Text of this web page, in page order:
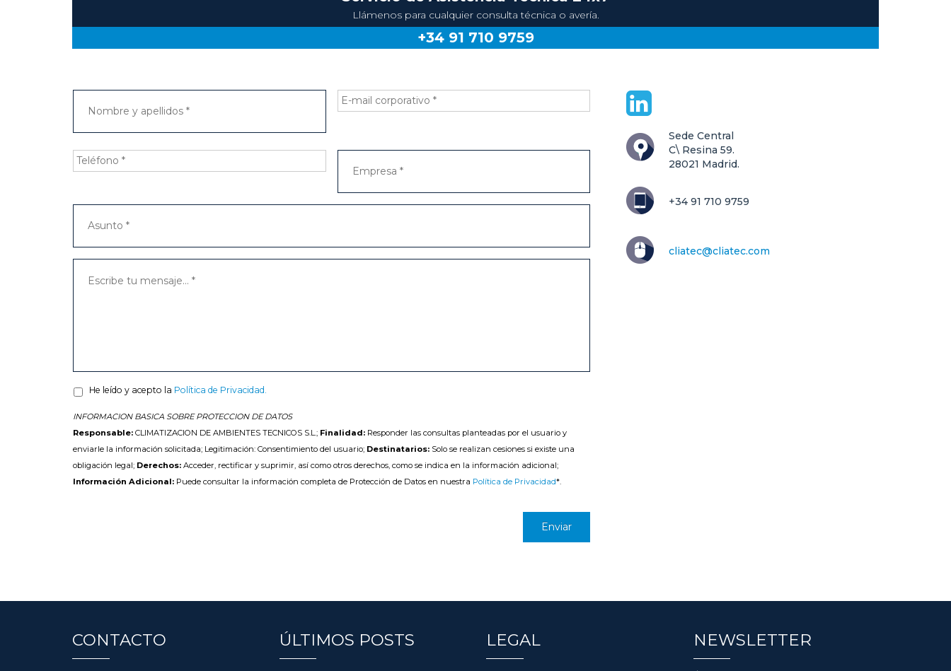
Llámenos para cualquier consulta técnica o avería.
+34 91 710 9759
He leído y acepto la Política de Privacidad.
INFORMACION BASICA SOBRE PROTECCION DE DATOS
Responsable: CLIMATIZACION DE AMBIENTES TECNICOS S.L.; Finalidad: Responder las consultas planteadas por el usuario y
enviarle la información solicitada; Legitimación: Consentimiento del usuario; Destinatarios: Solo se realizan cesiones si existe una
obligación legal; Derechos: Acceder, rectificar y suprimir, así como otros derechos, como se indica en la información adicional;
Información Adicional: Puede consultar la información completa de Protección de Datos en nuestra Política de Privacidad*.
Sede Central
C\ Resina 59.
28021 Madrid.
+34 91 710 9759
cliatec@cliatec.com
CONTACTO ÚLTIMOS POSTS LEGAL NEWSLETTER